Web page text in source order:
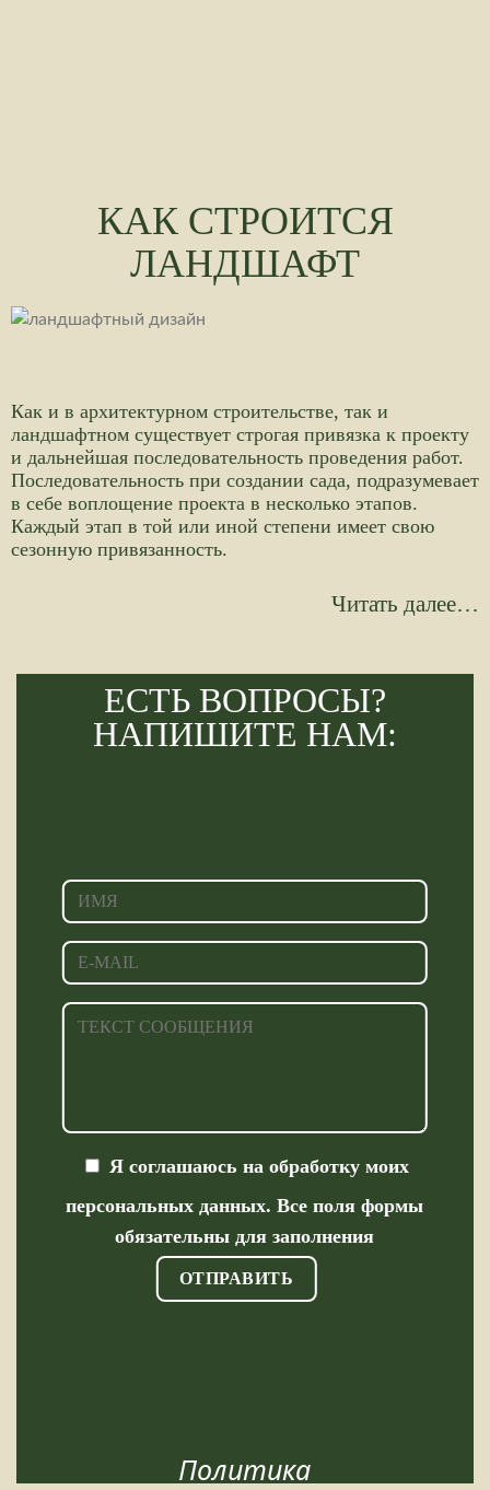
КАК СТРОИТСЯ
ЛАНДШАФТ
Как и в архитектурном строительстве, так и
ландшафтном существует строгая привязка к проекту
и дальнейшая последовательность проведения работ.
Последовательность при создании сада, подразумевает
в себе воплощение проекта в несколько этапов.
Каждый этап в той или иной степени имеет свою
сезонную привязанность.
Читать далее…
ЕСТЬ ВОПРОСЫ?
НАПИШИТЕ НАМ:
Я соглашаюсь на обработку моих
персональных данных. Все поля формы
обязательны для заполнения
Политика